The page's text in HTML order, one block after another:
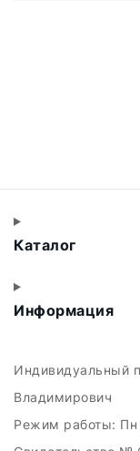
Каталог
Информация
Индивидуальный
Владимирович
Режим работы: Пн